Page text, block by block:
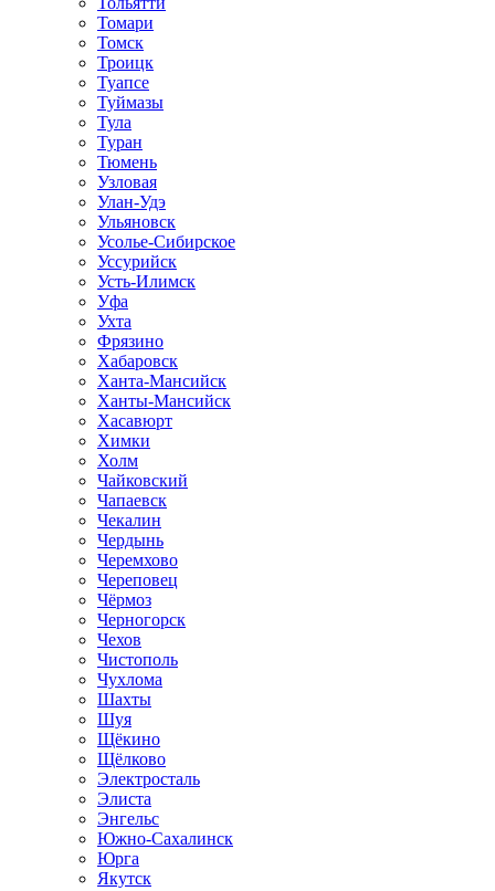
Томари
Томск
Троицк
Туапсе
Туймазы
Тула
Туран
Тюмень
Узловая
Улан-Удэ
Ульяновск
Усолье-Сибирское
Уссурийск
Усть-Илимск
Уфа
Ухта
Фрязино
Хабаровск
Ханта-Мансийск
Ханты-Мансийск
Хасавюрт
Химки
Холм
Чайковский
Чапаевск
Чекалин
Чердынь
Черемхово
Череповец
Чёрмоз
Черногорск
Чехов
Чистополь
Чухлома
Шахты
Шуя
Щёкино
Щёлково
Электросталь
Элиста
Энгельс
Южно-Сахалинск
Юрга
Якутск